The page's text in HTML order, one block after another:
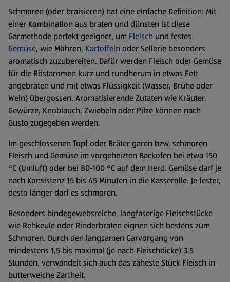
Schmoren (oder braisieren) hat eine einfache Definition: Mit
einer Kombination aus braten und dünsten ist diese
Garmethode perfekt geeignet, um Fleisch und festes
Gemüse, wie Möhren, Kartoffeln oder Sellerie besonders
aromatisch zuzubereiten. Dafür werden Fleisch oder Gemüse
für die Röstaromen kurz und rundherum in etwas Fett
angebraten und mit etwas Flüssigkeit (Wasser, Brühe oder
Wein) übergossen. Aromatisierende Zutaten wie Kräuter,
Gewürze, Knoblauch, Zwiebeln oder Pilze können nach
Gusto zugegeben werden.
Im geschlossenen Topf oder Bräter garen bzw. schmoren
Fleisch und Gemüse im vorgeheizten Backofen bei etwa 150
°C (Umluft) oder bei 80-100 °C auf dem Herd. Gemüse darf je
nach Konsistenz 15 bis 45 Minuten in die Kasserolle. Je fester,
desto länger darf es schmoren.
Besonders bindegewebsreiche, langfaserige Fleischstücke
wie Rehkeule oder Rinderbraten eignen sich bestens zum
Schmoren. Durch den langsamen Garvorgang von
mindestens 1,5 bis maximal (je nach Fleischdicke) 3,5
Stunden, verwandelt sich auch das zäheste Stück Fleisch in
butterweiche Zartheit.